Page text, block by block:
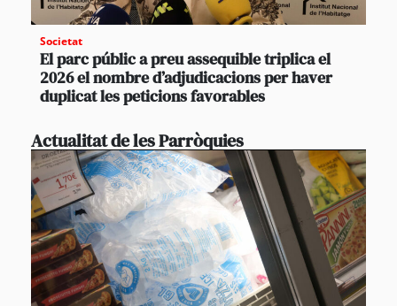
Societat
El parc públic a preu assequible triplica el
2026 el nombre d’adjudicacions per haver
duplicat les peticions favorables
Actualitat de les Parròquies